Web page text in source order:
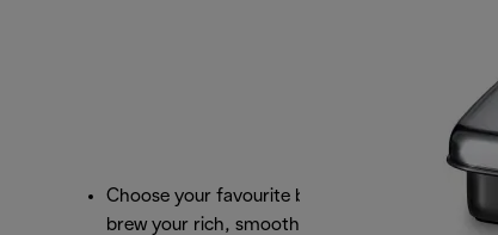
Choose your favourite blend or pod to easily
brew your rich, smooth espresso with a perfect